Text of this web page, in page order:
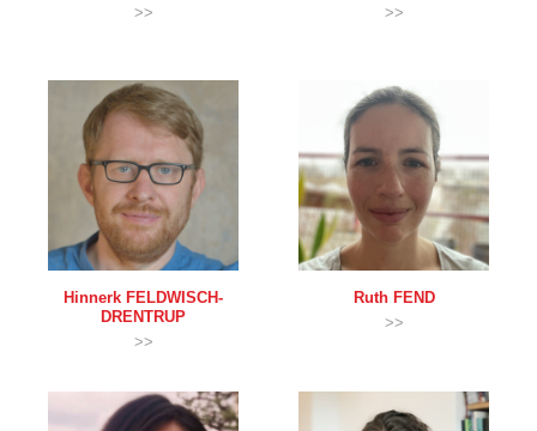
>> >>
Hinnerk FELDWISCH-
DRENTRUP
>>
Ruth FEND
>>